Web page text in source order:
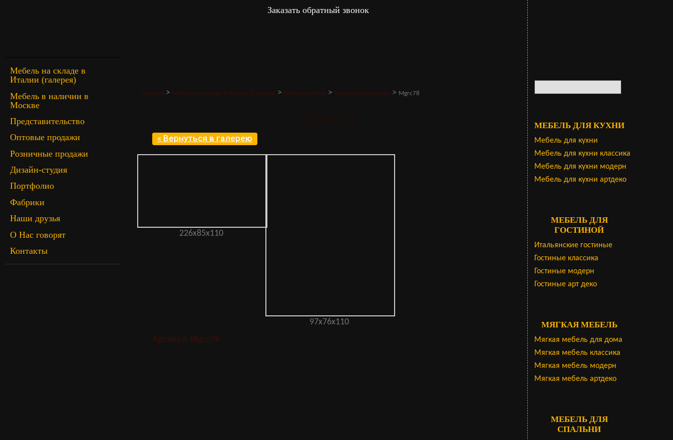
Заказать обратный звонок
Мебель на складе в
Италии (галерея)
Мебель в наличии в
Москве
Представительство
Оптовые продажи
Розничные продажи
Дизайн-студия
Портфолио
Фабрики
Наши друзья
О Нас говорят
Контакты
Главная > Мебель на складе в Италии (Галерея) > Мягкая мебель > Классический стиль > Mgrc78
« Вернуться в галерею
226х85х110
97х76х110
Артикул: Mgrc78
МЕБЕЛЬ ДЛЯ КУХНИ
Мебель для кухни
Мебель для кухни классика
Мебель для кухни модерн
Мебель для кухни артдеко
МЕБЕЛЬ ДЛЯ
ГОСТИНОЙ
Итальянские гостиные
Гостиные классика
Гостиные модерн
Гостиные арт деко
МЯГКАЯ МЕБЕЛЬ
Мягкая мебель для дома
Мягкая мебель классика
Мягкая мебель модерн
Мягкая мебель артдеко
МЕБЕЛЬ ДЛЯ
СПАЛЬНИ